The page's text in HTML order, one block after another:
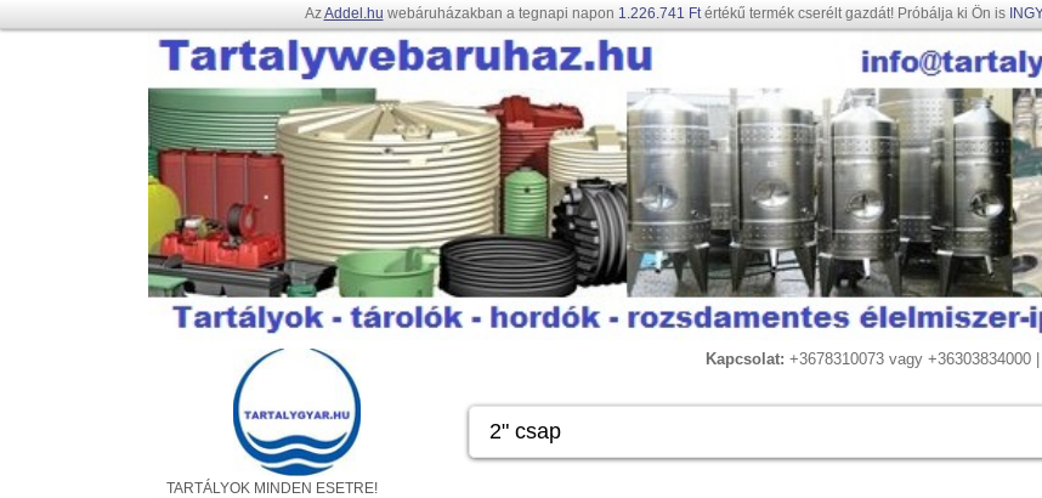
AzAddel.hu webáruházakban a tegnapi napon 1.226.741 Ftértékű termék cserélt gazdát! Próbálja ki Ön is
Kapcsolat: +3678310073 vagy +36303834000
TARTÁLYOK MINDEN ESETRE!